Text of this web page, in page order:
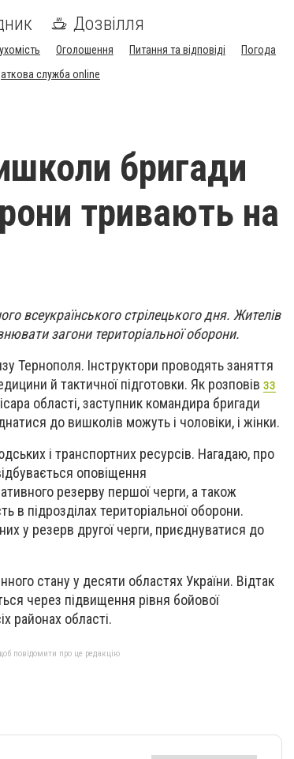
Дозвілля
Оголошення Питання та відповіді
Погода
служба online
бригади
тривають на
всеукраїнського стрілецького дня. Жителів
загони територіальної оборони.
Тернополя. Інструктори проводять заняття
й тактичної підготовки. Як розповів зз
області, заступник командира бригади
до вишколів можуть і чоловіки, і жінки.
і транспортних ресурсів. Нагадаю, про
оповіщення
резерву першої черги, а також
в підрозділах територіальної оборони.
у резерв другої черги, приєднуватися до
стану у десяти областях України. Відтак
через підвищення рівня бойової
районах області.
повідомити про це редакцію